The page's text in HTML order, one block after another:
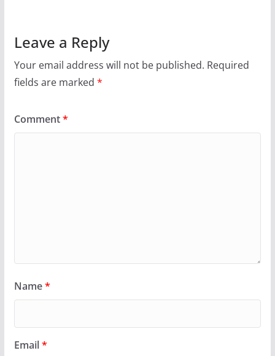
Leave a Reply
Your email address will not be published. Required
fields are marked *
Comment*
Name*
Email*